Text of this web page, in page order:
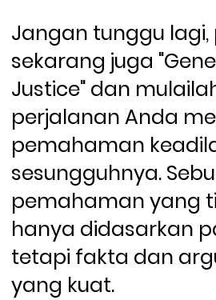
Jangan tunggu lagi,
sekarang juga
Justice" dan
perjalanan Anda
pemahaman
sesungguhnya.
pemahaman yang
hanya didasarkan
tetapi fakta dan
yang kuat.